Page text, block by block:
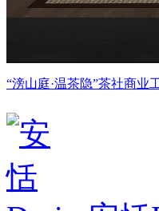
“滂山庭·温茶隐”茶社商业